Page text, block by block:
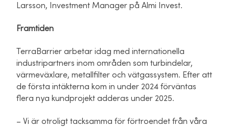
Larsson, Investment Manager på Almi Invest.
Framtiden
TerraBarrier arbetar idag med internationella
industripartners inom områden som turbindelar,
värmeväxlare, metallfilter och vätgassystem. Efter att
de första intäkterna kom in under 2024 förväntas
flera nya kundprojekt adderas under 2025.
– Vi är otroligt tacksamma för förtroendet från våra